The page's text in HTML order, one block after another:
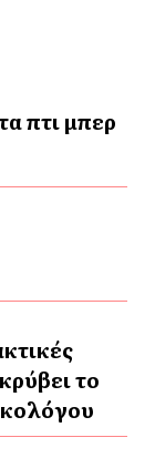
πτι μπερ
το